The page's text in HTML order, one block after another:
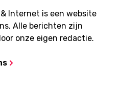
Internet is een website
Alle berichten zijn
onze eigen redactie.